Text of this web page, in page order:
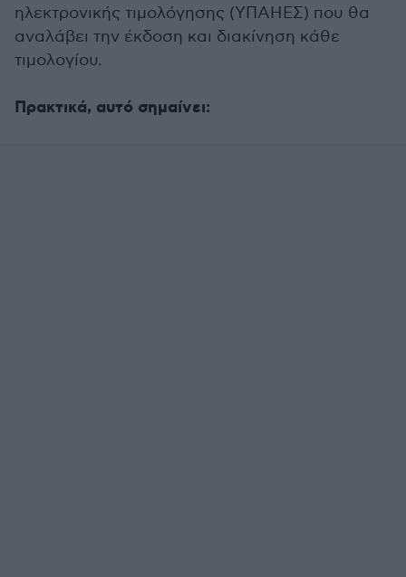
ηλεκτρονικής τιμολόγησης (ΥΠΑΗΕΣ) που θα
αναλάβει την έκδοση και διακίνηση κάθε
τιμολογίου.
Πρακτικά, αυτό σημαίνει: